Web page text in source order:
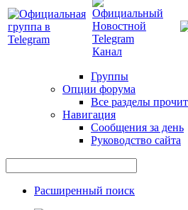
Группы
Опции форума
Все разделы
Навигация
Сообщения за день
Руководство сайта
Расширенный поиск